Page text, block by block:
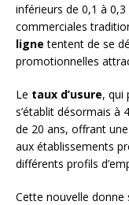
inférieurs de 0,1 à
commerciales
ligne tentent de se
promotionnelles
Le taux d’usure, qui
s’établit désormais à
de 20 ans, offrant
aux établissements
différents profils
Cette nouvelle